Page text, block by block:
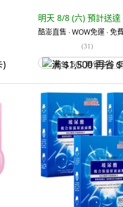
明天 8/8 (六) 預計送達
酷澎直售 ∙ WOW免運 ∙ 免
(31)
满 $1,500 再省 $75 (